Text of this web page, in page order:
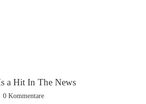
a Hit In The News
0 Kommentare